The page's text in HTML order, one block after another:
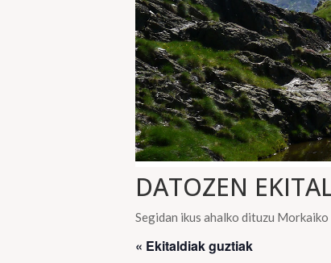
DATOZEN
Segidan ikus ahalko dituzu
« Ekitaldiak guztiak